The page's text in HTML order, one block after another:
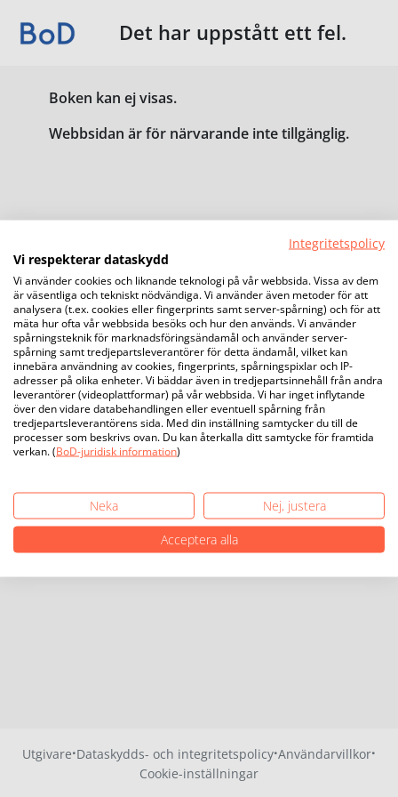
Det har uppstått ett fel.
Boken kan ej visas.
Webbsidan är för närvarande inte tillgänglig.
Utgivare·Dataskydds- och integritetspolicy·Användarvillkor·
Cookie-inställningar
Integritetspolicy
Vi respekterar dataskydd
Vi använder cookies och liknande teknologi på vår webbsida. Vissa av dem
är väsentliga och tekniskt nödvändiga. Vi använder även metoder för att
analysera (t.ex. cookies eller fingerprints samt server-spårning) och för att
mäta hur ofta vår webbsida besöks och hur den används. Vi använder
spårningsteknik för marknadsföringsändamål och använder server-
spårning samt tredjepartsleverantörer för detta ändamål, vilket kan
innebära användning av cookies, fingerprints, spårningspixlar och IP-
adresser på olika enheter. Vi bäddar även in tredjepartsinnehåll från andra
leverantörer (videoplattformar) på vår webbsida. Vi har inget inflytande
över den vidare databehandlingen eller eventuell spårning från
tredjepartsleverantörens sida. Med din inställning samtycker du till de
processer som beskrivs ovan. Du kan återkalla ditt samtycke för framtida
verkan. (BoD-juridisk information)
Neka
Nej, justera
Acceptera alla